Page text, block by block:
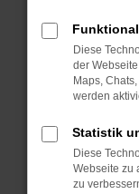
deine
Prüfe
Manche
können
anderen
Fenster?
Funktional
Diese
der
Maps,
werden
Statistik
Diese
Webseite zu
zu